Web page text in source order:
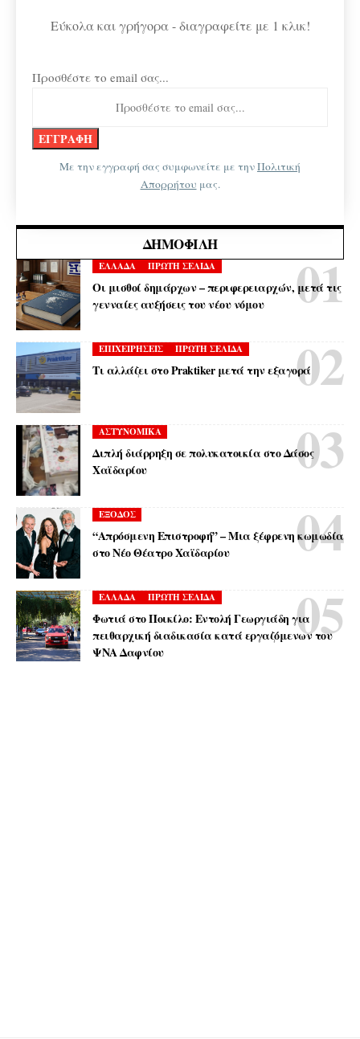
Εύκολα και γρήγορα - διαγραφείτε με 1 κλικ!
Προσθέστε το email σας...
Με την εγγραφή σας συμφωνείτε με τηνΠολιτική
Απορρήτου μας.
ΔΗΜΟΦΙΛΉ
ΕΛΛΑΔΑ ΠΡΩΤΗ ΣΕΛΙΔΑ
Οι μισθοί δημάρχων – περιφερειαρχών, μετά τις
γενναίες αυξήσεις του νέου νόμου
ΕΠΙΧΕΙΡΗΣΕΙΣ ΠΡΩΤΗ ΣΕΛΙΔΑ
Τι αλλάζει στο Praktiker μετά την εξαγορά
ΑΣΤΥΝΟΜΙΚΑ
Διπλή διάρρηξη σε πολυκατοικία στο Δάσος
Χαϊδαρίου
ΕΞΟΔΟΣ
“Απρόσμενη Επιστροφή” – Μια ξέφρενη κωμωδία
στο Νέο Θέατρο Χαϊδαρίου
ΕΛΛΑΔΑ ΠΡΩΤΗ ΣΕΛΙΔΑ
Φωτιά στο Ποικίλο: Εντολή Γεωργιάδη για
πειθαρχική διαδικασία κατά εργαζόμενων του
ΨΝΑ Δαφνίου